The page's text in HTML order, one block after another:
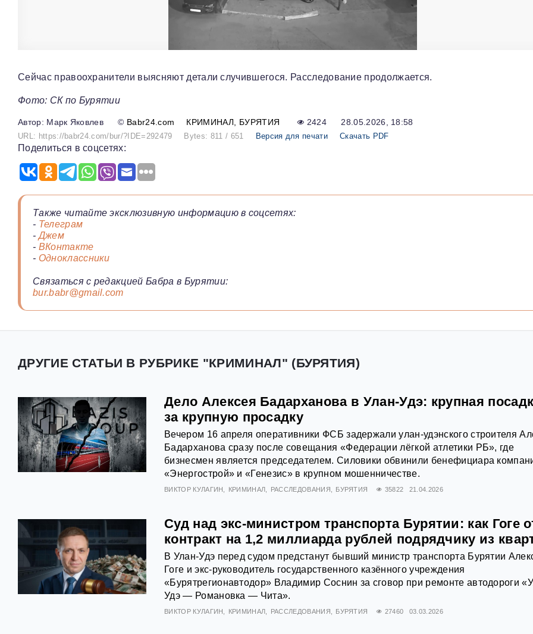
Сейчас правоохранители выясняют детали случившегося. Расследование продолжается.
Фото: СК по Бурятии
Марк Яковлев © Babr24.com КРИМИНАЛ БУРЯТИЯ 2424 28.05.2026, 18:58
URL: https://babr24.com/bur/?IDE=292479 Bytes: 811 / 651 Версия для печати Скачать PDF
Поделиться в соцсетях:
Также читайте эксклюзивную информацию в соцсетях:
- Телеграм
-Джем
- ВКонтакте
- Одноклассники
Связаться с редакцией Бабра в Бурятии:
bur.babr@gmail.com
ДРУГИЕ СТАТЬИ В РУБРИКЕ "КРИМИНАЛ" (БУРЯТИЯ)
Дело Алексея Бадарханова в Улан-Удэ: крупная
за крупную просадку
Вечером 16 апреля оперативники ФСБ задержали улан-удэнского строителя
Бадарханова сразу после совещания «Федерации лёгкой атлетики РБ», где
бизнесмен является председателем. Силовики обвинили бенефициара
«Энергострой» и «Генезис» в крупном мошенничестве.
ВИКТОР КУЛАГИН КРИМИНАЛ РАССЛЕДОВАНИЯ БУРЯТИЯ 35822 21.04.2026
Суд над экс-министром транспорта Бурятии: как Гоге
контракт на 1,2 миллиарда рублей подрядчику из
В Улан-Удэ перед судом предстанут бывший министр транспорта Бурятии
Гоге и экс-руководитель государственного казённого учреждения
«Бурятрегионавтодор» Владимир Соснин за сговор при ремонте автодороги
Удэ — Романовка — Чита».
ВИКТОР КУЛАГИН КРИМИНАЛ РАССЛЕДОВАНИЯ БУРЯТИЯ 27460 03.03.2026